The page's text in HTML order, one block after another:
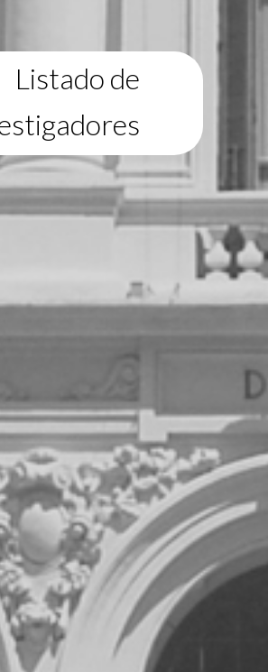
Listado de